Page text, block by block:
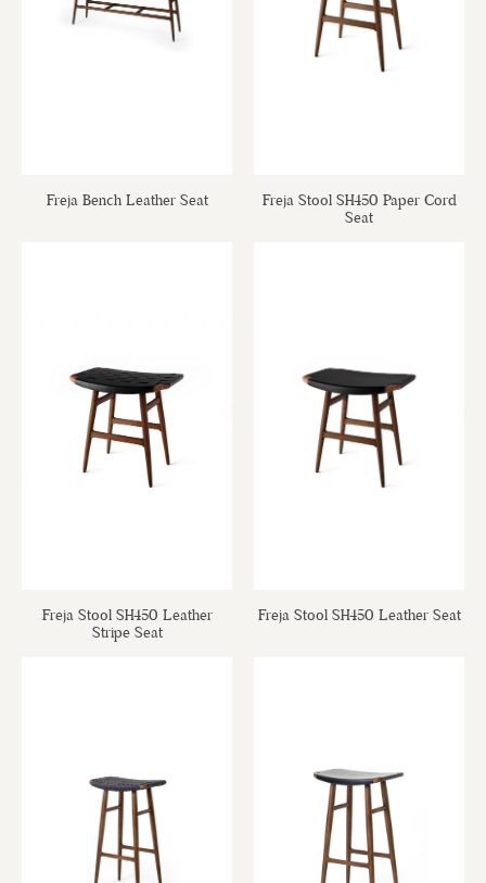
Freja Bench Leather Seat
Freja Stool SH450 Paper Cord
Seat
Freja Stool SH450 Leather
Stripe Seat
Freja Stool SH450 Leather Seat